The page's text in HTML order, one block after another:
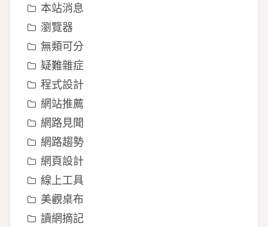
本站消息
瀏覽器
無類可分
疑難雜症
程式設計
網站推薦
網路見聞
網路趨勢
網頁設計
線上工具
美觀桌布
讀網摘記